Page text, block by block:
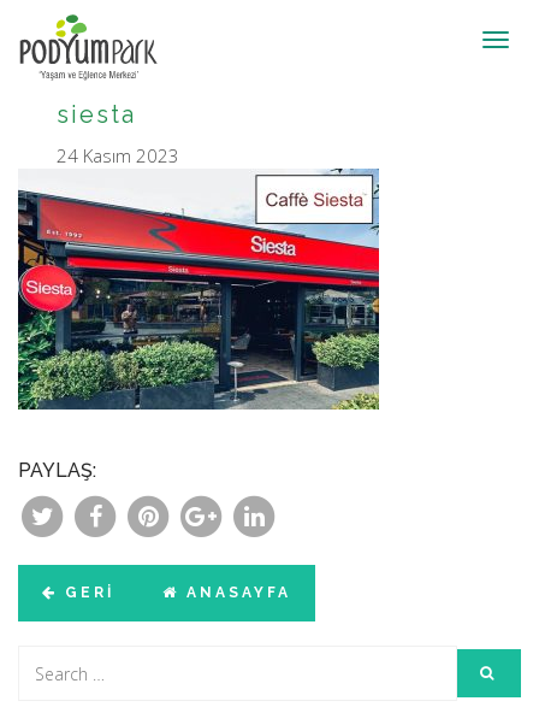
siesta
24 Kasım 2023
PAYLAŞ:
GERI ANASAYFA